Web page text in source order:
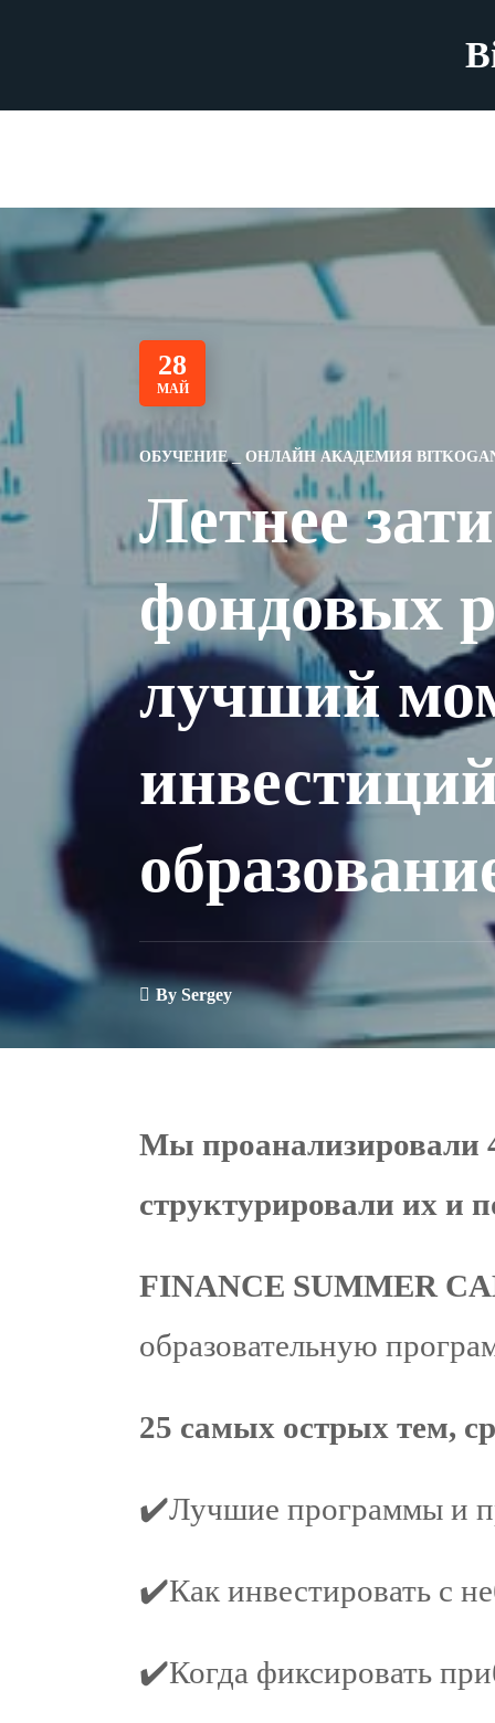
28
МАЙ
ОБУЧЕНИЕ ОНЛАЙН АКАДЕМИЯ
Летнее
фондовых
лучший
By Sergey
Мы проанализировали
структурировали их и
FINANCE SUMMER
образовательную
25 самых острых тем,
✔️Лучшие программы и
✔️Как инвестировать с
✔️Когда фиксировать